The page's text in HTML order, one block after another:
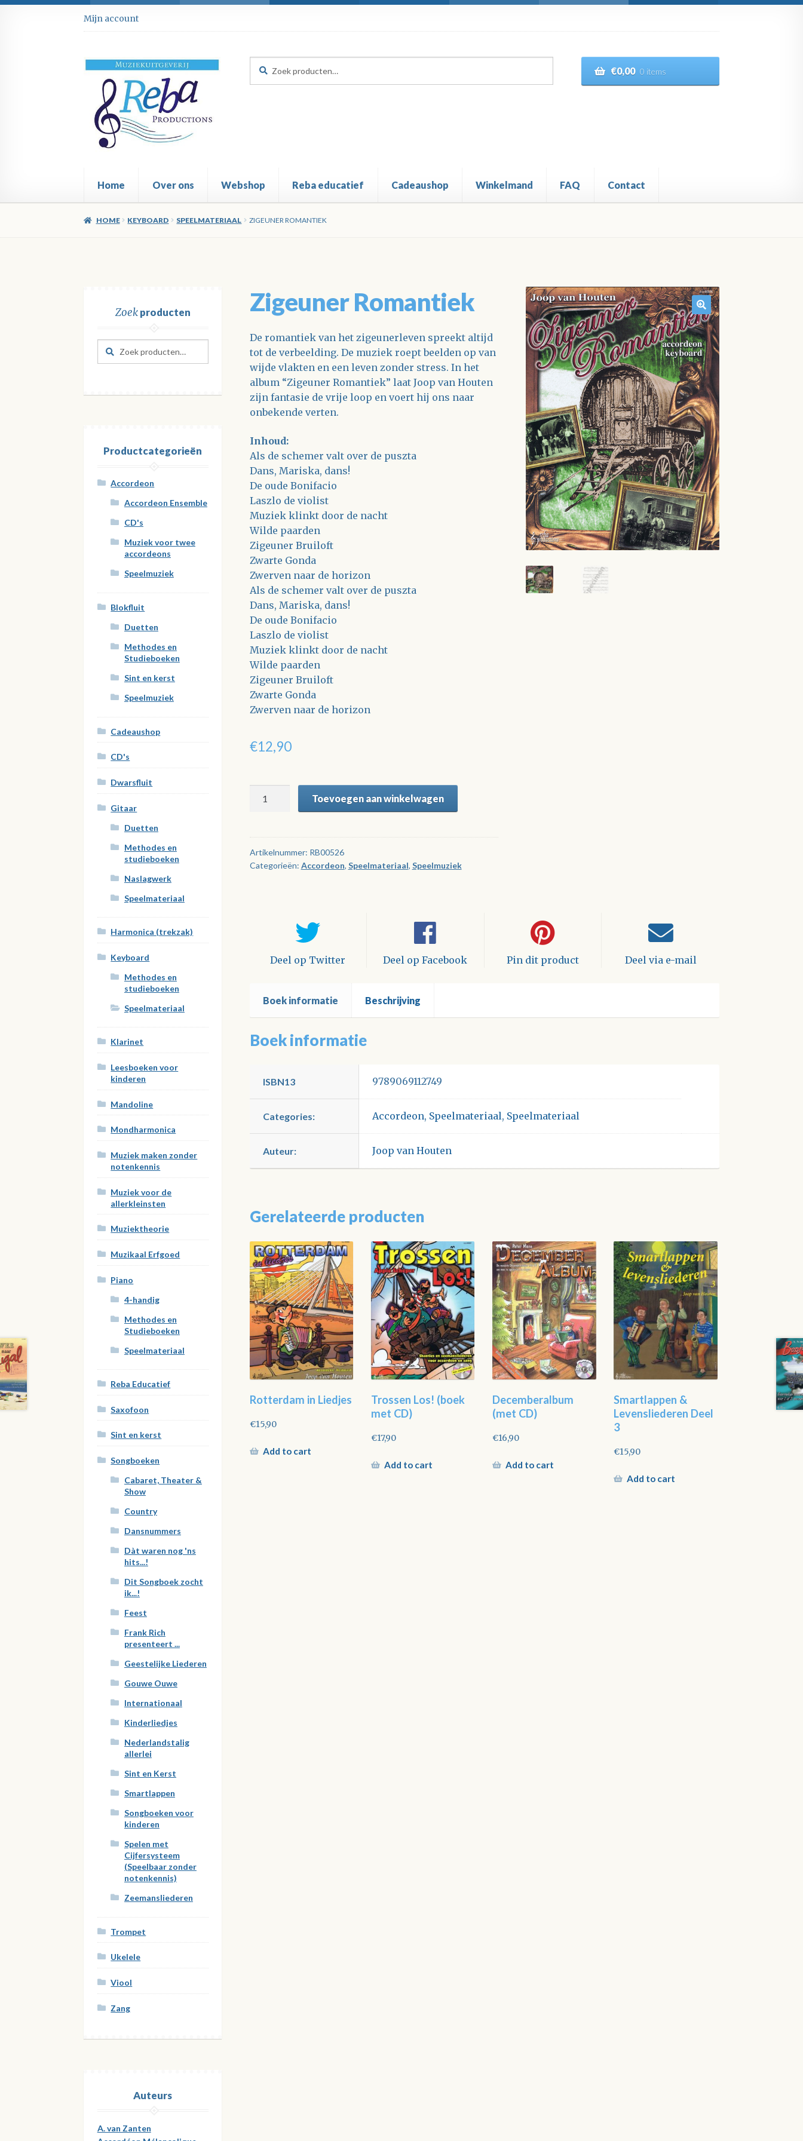
Ga
door
navigatie
Ga
direct
de
inhoud
Mijn account
naar:
€0,00 0 items
Home Over ons Webshop Reba educatief Cadeaushop Winkelmand FAQ Contact
HOME KEYBOARD SPEELMATERIAAL ZIGEUNER ROMANTIEK
Zigeuner Romantiek
De romantiek van het zigeunerleven spreekt altijd
tot de verbeelding. De muziek roept beelden op van
wijde vlakten en een leven zonder stress. In het
album “Zigeuner Romantiek” laat Joop van Houten
zijn fantasie de vrije loop en voert hij ons naar
onbekende verten.
Inhoud:
Als de schemer valt over de puszta
Dans, Mariska, dans!
De oude Bonifacio
Laszlo de violist
Muziek klinkt door de nacht
Wilde paarden
Zigeuner Bruiloft
Zwarte Gonda
Zwerven naar de horizon
Als de schemer valt over de puszta
Dans, Mariska, dans!
De oude Bonifacio
Laszlo de violist
Muziek klinkt door de nacht
Wilde paarden
Zigeuner Bruiloft
Zwarte Gonda
Zwerven naar de horizon
€12,90
Toevoegen aan winkelwagen
Artikelnummer: RB00526
Categorieën: Accordeon, Speelmateriaal, Speelmuziek
Deel op Twitter Deel op Facebook Pin dit product Deel via e-mail
Boek informatie Beschrijving
Boek informatie
ISBN13 9789069112749
Categories: Accordeon, Speelmateriaal, Speelmateriaal
Auteur: Joop van Houten
Gerelateerde producten
Rotterdam in Liedjes
€15,90
Add to cart
Trossen Los! (boek
met CD)
€17,90
Add to cart
Decemberalbum
(met CD)
€16,90
Add to cart
Smartlappen &
Levensliederen Deel
3
€15,90
Add to cart
Zoekproducten
Zoeken
naar:
Zoeken
Productcategorieën
Accordeon
Accordeon Ensemble
CD's
Muziek voor twee
accordeons
Speelmuziek
Blokfluit
Duetten
Methodes en
Studieboeken
Sint en kerst
Speelmuziek
Cadeaushop
CD's
Dwarsfluit
Gitaar
Duetten
Methodes en
studieboeken
Naslagwerk
Speelmateriaal
Harmonica (trekzak)
Keyboard
Methodes en
studieboeken
Speelmateriaal
Klarinet
Leesboeken voor
kinderen
Mandoline
Mondharmonica
Muziek maken zonder
notenkennis
Muziek voor de
allerkleinsten
Muziektheorie
Muzikaal Erfgoed
Piano
4-handig
Methodes en
Studieboeken
Speelmateriaal
Reba Educatief
Saxofoon
Sint en kerst
Songboeken
Cabaret, Theater &
Show
Country
Dansnummers
Dàt waren nog 'ns
hits...!
Dit Songboek zocht
ik...!
Feest
Frank Rich
presenteert ...
Geestelijke Liederen
Gouwe Ouwe
Internationaal
Kinderliedjes
Nederlandstalig
allerlei
Sint en Kerst
Smartlappen
Songboeken voor
kinderen
Spelen met
Cijfersysteem
(Speelbaar zonder
notenkennis)
Zeemansliederen
Trompet
Ukelele
Viool
Zang
Auteurs
A. van Zanten